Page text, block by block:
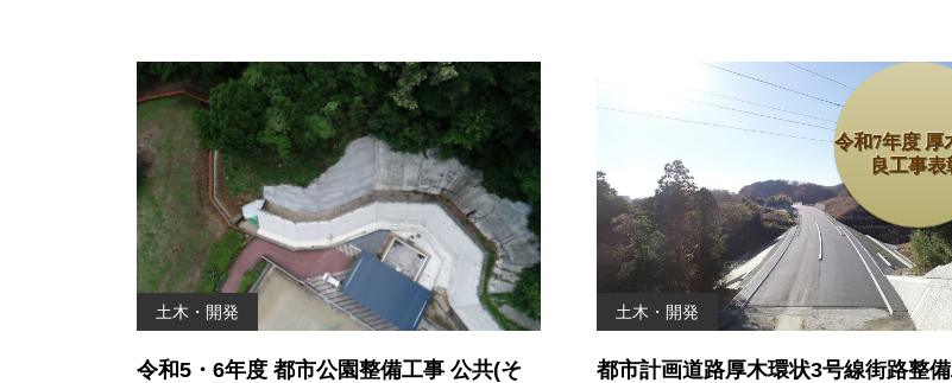
土木・開発
令和5・6年度 都市公園整備工事 公共(そ
令和7年度 厚
良工事表
土木・開発
都市計画道路厚木環状3号線街路整